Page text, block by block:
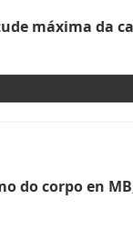
máxima da
do corpo en